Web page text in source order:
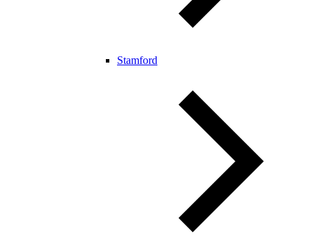
Stamford